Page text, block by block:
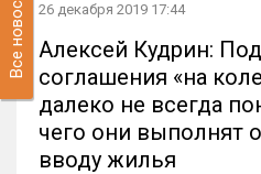
Все новости 26 декабря 2019 17:44
Алексей Кудрин:
соглашения «на
далеко не всегда
чего они выполнят
вводу жилья